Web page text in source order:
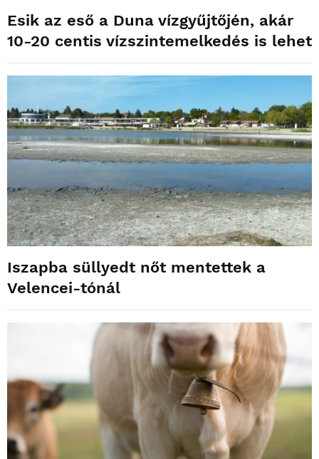
Esik az eső a Duna vízgyűjtőjén, akár
10-20 centis vízszintemelkedés is lehet
Iszapba süllyedt nőt mentettek a
Velencei-tónál